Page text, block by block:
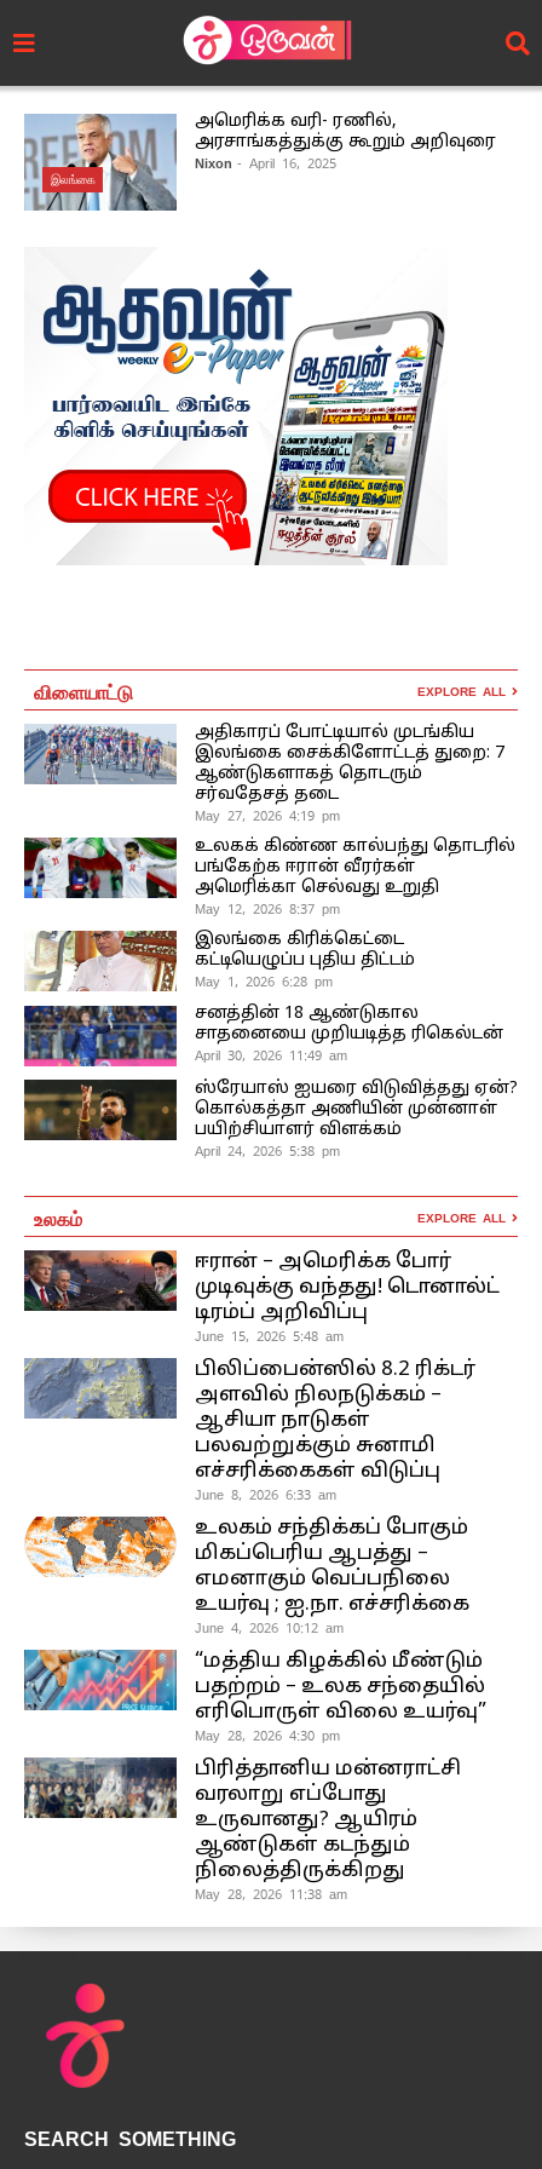
இலங்கை
அமெரிக்க வரி- ரணில்,
அரசாங்கத்துக்கு கூறும் அறிவுரை
Nixon - April 16, 2025
விளையாட்டு EXPLORE ALL
அதிகாரப் போட்டியால் முடங்கிய
இலங்கை சைக்கிளோட்டத் துறை: 7
ஆண்டுகளாகத் தொடரும்
சர்வதேசத் தடை
May 27, 2026 4:19 pm
உலகக் கிண்ண கால்பந்து தொடரில்
பங்கேற்க ஈரான் வீரர்கள்
அமெரிக்கா செல்வது உறுதி
May 12, 2026 8:37 pm
இலங்கை கிரிக்கெட்டை
கட்டியெழுப்ப புதிய திட்டம்
May 1, 2026 6:28 pm
சனத்தின் 18 ஆண்டுகால
சாதனையை முறியடித்த ரிகெல்டன்
April 30, 2026 11:49 am
ஸ்ரேயாஸ் ஐயரை விடுவித்தது ஏன்?
கொல்கத்தா அணியின் முன்னாள்
பயிற்சியாளர் விளக்கம்
April 24, 2026 5:38 pm
உலகம் EXPLORE ALL
ஈரான் – அமெரிக்க போர்
முடிவுக்கு வந்தது! டொனால்ட்
டிரம்ப் அறிவிப்பு
June 15, 2026 5:48 am
பிலிப்பைன்ஸில் 8.2 ரிக்டர்
அளவில் நிலநடுக்கம் –
ஆசியா நாடுகள்
பலவற்றுக்கும் சுனாமி
எச்சரிக்கைகள் விடுப்பு
June 8, 2026 6:33 am
உலகம் சந்திக்கப் போகும்
மிகப்பெரிய ஆபத்து –
எமனாகும் வெப்பநிலை
உயர்வு ; ஐ.நா. எச்சரிக்கை
June 4, 2026 10:12 am
“மத்திய கிழக்கில் மீண்டும்
பதற்றம் – உலக சந்தையில்
எரிபொருள் விலை உயர்வு”
May 28, 2026 4:30 pm
பிரித்தானிய மன்னராட்சி
வரலாறு எப்போது
உருவானது? ஆயிரம்
ஆண்டுகள் கடந்தும்
நிலைத்திருக்கிறது
May 28, 2026 11:38 am
SEARCH SOMETHING